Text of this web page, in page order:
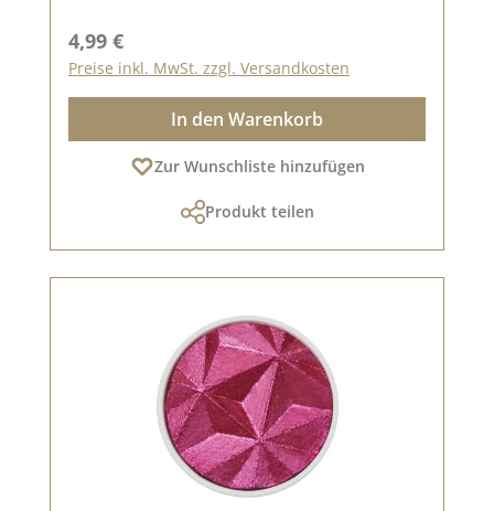
Regulärer Preis:
4,99 €
Preise inkl. MwSt. zzgl. Versandkosten
In den Warenkorb
Zur Wunschliste hinzufügen
Produkt teilen